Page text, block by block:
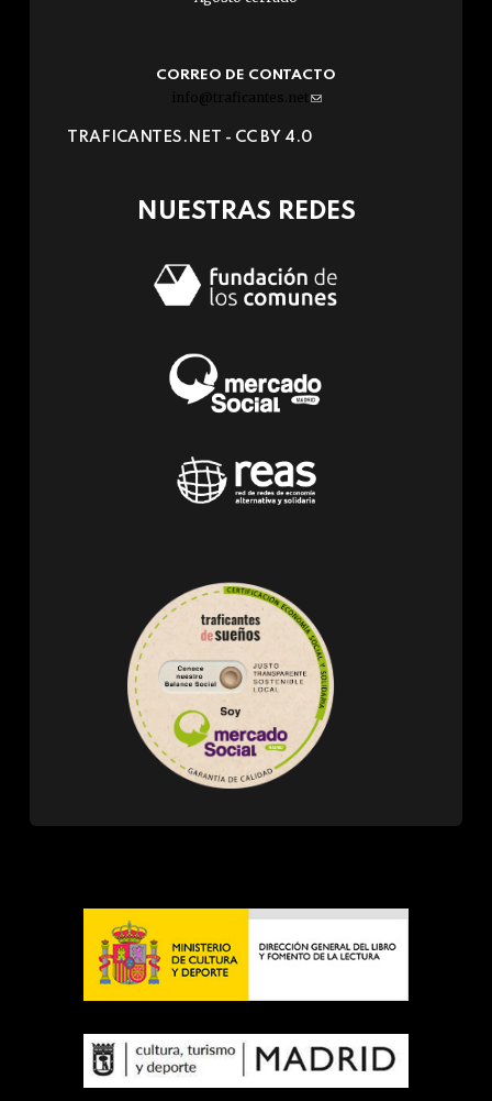
CORREO DE CONTACTO
info@traficantes.net (link
e-
TRAFICANTES.NET - CC BY 4.0
NUESTRAS REDES